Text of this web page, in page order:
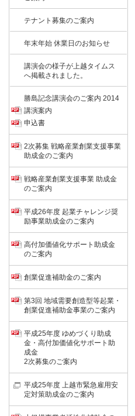
テナント募集のご案内
年末年始 休業日のお知らせ
講演会の様子が上越タイムス
へ掲載されました。
勝島記念講演会のご案内 2014
講演案内
申込書
2次募集 戦略産業創業支援事業
助成金のご案内
戦略産業創業支援事業 助成金
のご案内
平成26年度 起業チャレンジ奨
励事業助成金のご案内
高付加価値化サポート助成金
のご案内
創業促進補助金のご案内
第3回 地域需要創造型等起業・
創業促進補助金事業のご案内
平成25年度 ゆめづくり助成
金・高付加価値化サポート助
成金
2次募集のご案内
平成25年度 上越市緊急雇用安
定対策助成金のご案内